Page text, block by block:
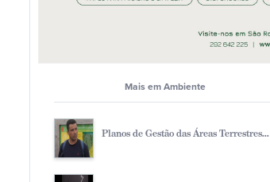
Mais em Ambiente
Planos de Gestão das Áreas Terrestres...